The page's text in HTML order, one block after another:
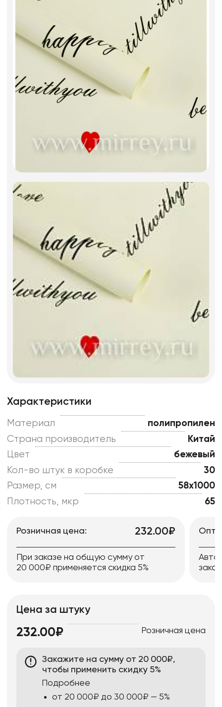
Игрушки мягкие
Изделия из металла
Характеристики
Материал
полипропилен
Страна производитель
Китай
Цвет
бежевый
Кол-во штук в коробке
30
Размер, см
58x1000
Плотность, мкр
65
Розничная цена: 232.00₽
При заказе на общую сумму от
20 000₽ применяется скидка 5%
Цена за штуку
232.00₽ Розничная цена
Закажите на сумму от 20 000₽,
чтобы применить скидку 5%
Подробнее
от 20 000₽ до 30 000₽ — 5%